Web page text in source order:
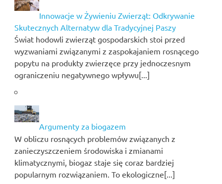
Innowacje w Żywieniu Zwierząt: Odkrywanie
Skutecznych Alternatyw dla Tradycyjnej Paszy
Świat hodowli zwierząt gospodarskich stoi przed
wyzwaniami związanymi z zaspokajaniem rosnącego
popytu na produkty zwierzęce przy jednoczesnym
ograniczeniu negatywnego wpływu[...]
Argumenty za biogazem
W obliczu rosnących problemów związanych z
zanieczyszczeniem środowiska i zmianami
klimatycznymi, biogaz staje się coraz bardziej
popularnym rozwiązaniem. To ekologiczne[...]